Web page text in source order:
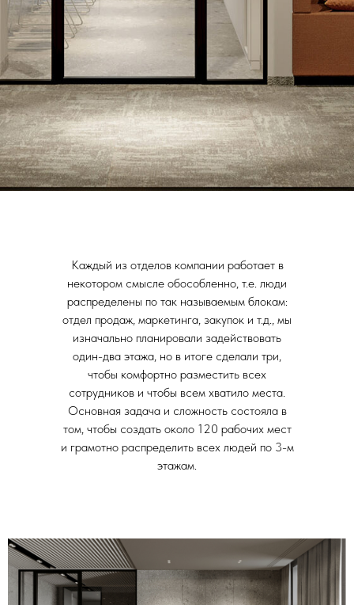
Каждый из отделов компании работает в
некотором смысле обособленно, т.е. люди
распределены по так называемым блокам:
отдел продаж, маркетинга, закупок и т.д., мы
изначально планировали задействовать
один-два этажа, но в итоге сделали три,
чтобы комфортно разместить всех
сотрудников и чтобы всем хватило места.
Основная задача и сложность состояла в
том, чтобы создать около 120 рабочих мест
и грамотно распределить всех людей по 3-м
этажам.